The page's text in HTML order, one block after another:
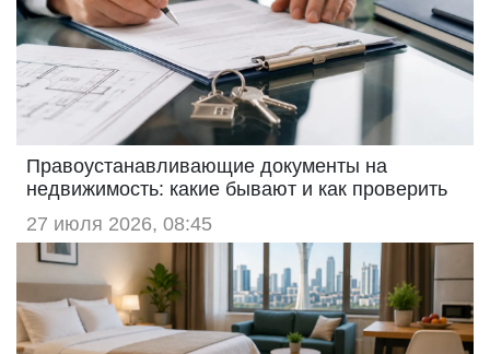
Правоустанавливающие документы на
недвижимость: какие бывают и как проверить
27 июля 2026, 08:45